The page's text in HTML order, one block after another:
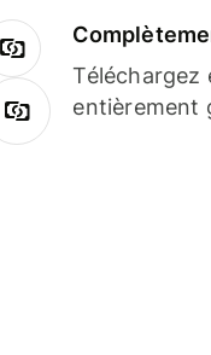
Téléchargez
entièrement